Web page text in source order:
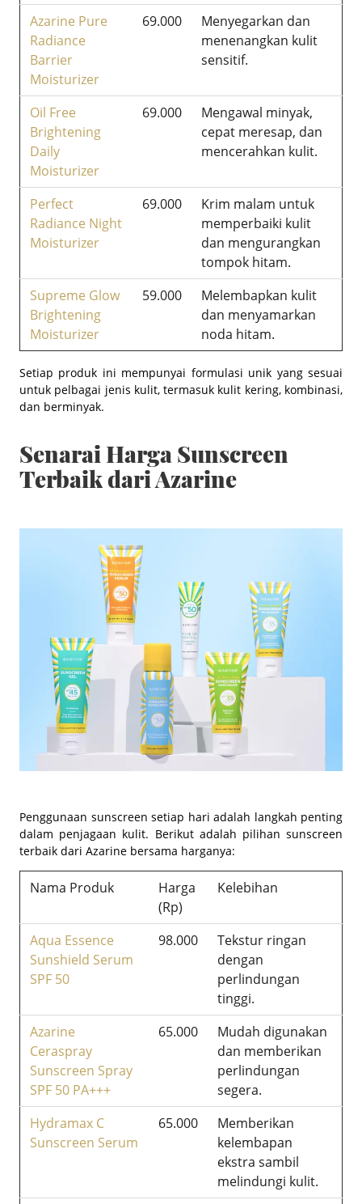
Azarine Pure
Radiance
Barrier
Moisturizer
69.000
Menyegarkan dan
menenangkan kulit
sensitif.
Oil Free
Brightening
Daily
Moisturizer
69.000
Mengawal minyak,
cepat meresap, dan
mencerahkan kulit.
Perfect
Radiance Night
Moisturizer
69.000
Krim malam untuk
memperbaiki kulit
dan mengurangkan
tompok hitam.
Supreme Glow
Brightening
Moisturizer
59.000
Melembapkan kulit
dan menyamarkan
noda hitam.
Setiap produk ini mempunyai formulasi unik yang sesuai
untuk pelbagai jenis kulit, termasuk kulit kering, kombinasi,
dan berminyak.
Senarai Harga Sunscreen
Terbaik dari Azarine
Penggunaan sunscreen setiap hari adalah langkah penting
dalam penjagaan kulit. Berikut adalah pilihan sunscreen
terbaik dari Azarine bersama harganya:
Nama Produk
Harga
(Rp)
Kelebihan
Aqua Essence
Sunshield Serum
SPF 50
98.000
Tekstur ringan
dengan
perlindungan
tinggi.
Azarine
Ceraspray
Sunscreen Spray
SPF 50 PA+++
65.000
Mudah digunakan
dan memberikan
perlindungan
segera.
Hydramax C
Sunscreen Serum
65.000
Memberikan
kelembapan
ekstra sambil
melindungi kulit.